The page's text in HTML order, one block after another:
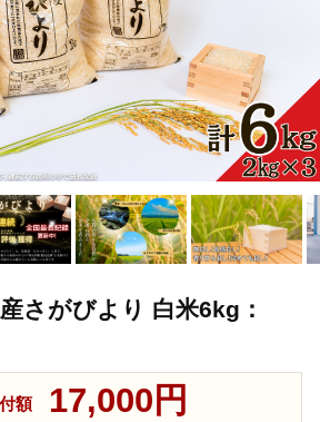
さがびより 白米6kg：
額 17,000円